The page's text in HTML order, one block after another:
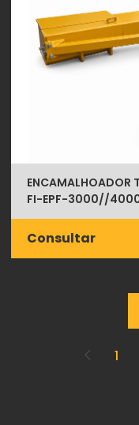
ENCAMALHOADOR
FI-EPF-3000//
Consultar
1